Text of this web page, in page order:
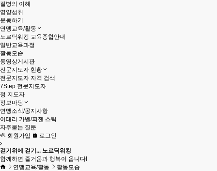
질병의 이해
영양섭취
운동하기
연맹교육/활동
노르딕워킹 교육종합안내
일반교육과정
활동모습
동영상게시판
전문지도자 현황
전문지도자 자격 검색
7Step 전문지도자
정 지도자
정보마당
연맹소식/공지사항
이태리 가벨/피젠 스틱
자주묻는 질문
회원가입
로그인
걷기위에 걷기... 노르딕워킹
함께하면 즐거움과 행복이 옵니다!
연맹교육/활동
활동모습